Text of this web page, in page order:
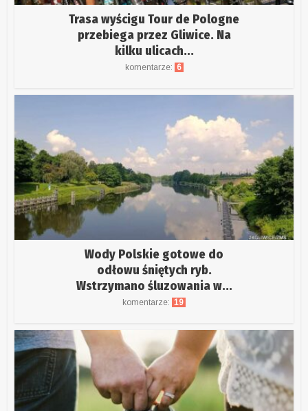
Trasa wyścigu Tour de Pologne
przebiega przez Gliwice. Na
kilku ulicach...
komentarze: 6
Wody Polskie gotowe do
odłowu śniętych ryb.
Wstrzymano śluzowania w...
komentarze: 19